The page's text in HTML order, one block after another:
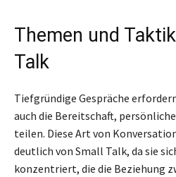
Themen und
Talk
Tiefgründige Gespräche
auch die Bereitschaft,
teilen. Diese Art von
deutlich von Small Talk, da sie
konzentriert, die die Beziehung